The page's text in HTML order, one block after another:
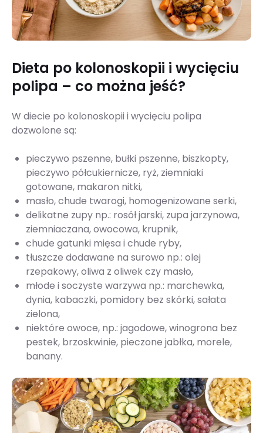
Dieta po kolonoskopii i wycięciu
polipa – co można jeść?
W diecie po kolonoskopii i wycięciu polipa
dozwolone są:
pieczywo pszenne, bułki pszenne, biszkopty,
pieczywo półcukiernicze, ryż, ziemniaki
gotowane, makaron nitki,
masło, chude twarogi, homogenizowane serki,
delikatne zupy np.: rosół jarski, zupa jarzynowa,
ziemniaczana, owocowa, krupnik,
chude gatunki mięsa i chude ryby,
tłuszcze dodawane na surowo np.: olej
rzepakowy, oliwa z oliwek czy masło,
młode i soczyste warzywa np.: marchewka,
dynia, kabaczki, pomidory bez skórki, sałata
zielona,
niektóre owoce, np.: jagodowe, winogrona bez
pestek, brzoskwinie, pieczone jabłka, morele,
banany.